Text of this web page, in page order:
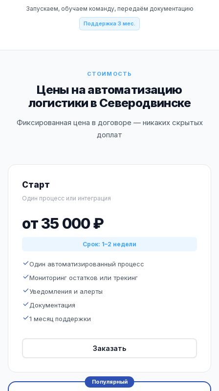
Запускаем, обучаем команду, передаём документацию
Поддержка 3 мес.
СТОИМОСТЬ
Цены на автоматизацию
логистики в Северодвинске
Фиксированная цена в договоре — никаких скрытых
доплат
Старт
Один процесс или интеграция
от 35 000 ₽
Срок: 1–2 недели
Один автоматизированный процесс
Мониторинг остатков или трекинг
Уведомления и алерты
Документация
1 месяц поддержки
Заказать
Популярный